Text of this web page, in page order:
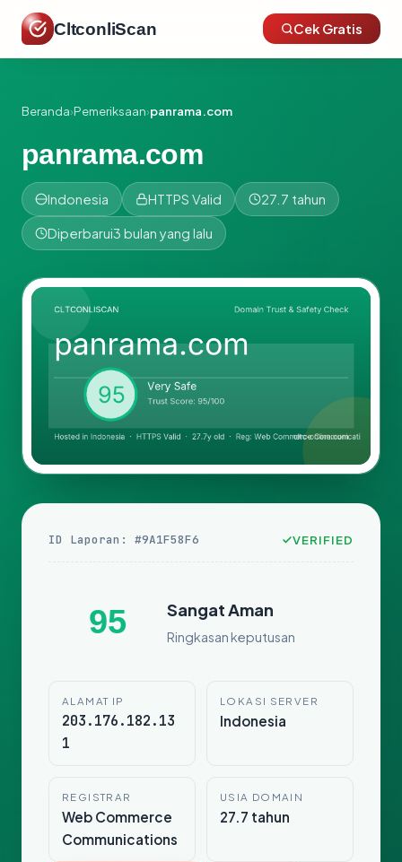
CltconliScan Cek Gratis
Beranda›Pemeriksaan›panrama.com
panrama.com
Indonesia HTTPS Valid 27.7 tahun
Diperbarui3 bulan yang lalu
ID Laporan: #9A1F58F6 VERIFIED
95 Sangat Aman
Ringkasan keputusan
ALAMAT IP
203.176.182.13
1
LOKASI SERVER
Indonesia
REGISTRAR
Web Commerce
Communications
USIA DOMAIN
27.7 tahun